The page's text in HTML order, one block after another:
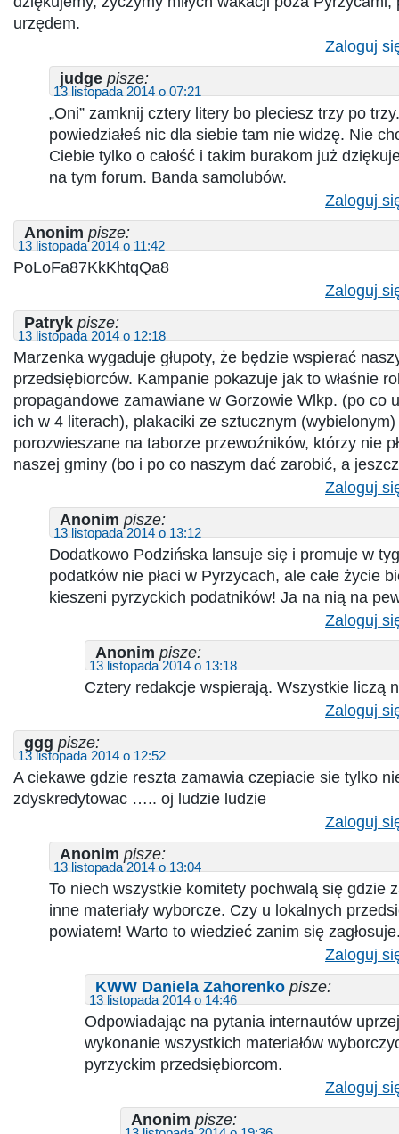
urzędem.
Zaloguj
judge pisze:
13 listopada 2014 o 07:21
„Oni” zamknij cztery litery bo pleciesz trzy po
powiedziałeś nic dla siebie tam nie widzę. Nie
Ciebie tylko o całość i takim burakom już
na tym forum. Banda samolubów.
Zaloguj
Anonim pisze:
13 listopada 2014 o 11:42
PoLoFa87KkKhtqQa8
Zaloguj
Patryk pisze:
13 listopada 2014 o 12:18
Marzenka wygaduje głupoty, że będzie wspierać
przedsiębiorców. Kampanie pokazuje jak to właśnie
propagandowe zamawiane w Gorzowie Wlkp. (po co
ich w 4 literach), plakaciki ze sztucznym
porozwieszane na taborze przewoźników, którzy nie
naszej gminy (bo i po co naszym dać zarobić, a
Zaloguj
Anonim pisze:
13 listopada 2014 o 13:12
Dodatkowo Podzińska lansuje się i promuje w
podatków nie płaci w Pyrzycach, ale całe życie
kieszeni pyrzyckich podatników! Ja na nią na
Zaloguj
Anonim pisze:
13 listopada 2014 o 13:18
Cztery redakcje wspierają. Wszystkie liczą
Zaloguj
ggg pisze:
13 listopada 2014 o 12:52
A ciekawe gdzie reszta zamawia czepiacie sie tylko
zdyskredytowac ….. oj ludzie ludzie
Zaloguj
Anonim pisze:
13 listopada 2014 o 13:04
To niech wszystkie komitety pochwalą się gdzie
inne materiały wyborcze. Czy u lokalnych
powiatem! Warto to wiedzieć zanim się
Zaloguj
KWW Daniela Zahorenko pisze:
13 listopada 2014 o 14:46
Odpowiadając na pytania internautów
wykonanie wszystkich materiałów
pyrzyckim przedsiębiorcom.
Zaloguj
Anonim pisze: